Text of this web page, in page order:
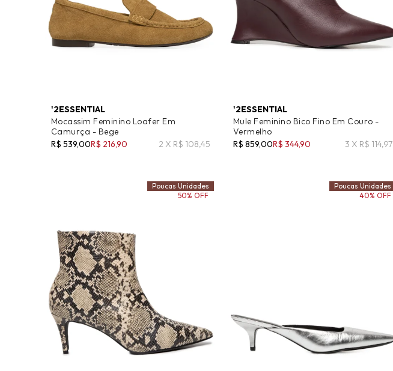
'2ESSENTIAL
Mocassim Feminino Loafer Em
Camurça - Bege
R$ 539,00R$ 216,90 2 X R$ 108,45
'2ESSENTIAL
Mule Feminino Bico Fino Em Couro -
Vermelho
R$ 859,00R$ 344,90 3 X R$ 114,97
Poucas Unidades
50% OFF
Poucas Unidades
40% OFF